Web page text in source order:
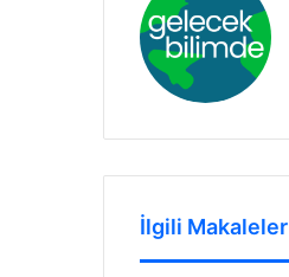
İlgili Makaleler